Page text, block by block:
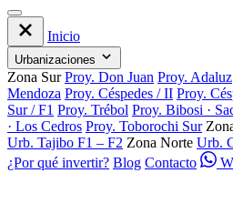
Inicio
Urbanizaciones
Zona Sur Proy. Don Juan Proy. Adaluz
Mendoza Proy. Céspedes / II Proy.
Sur / F1 Proy. Trébol Proy. Bibosi ·
· Los Cedros Proy. Toborochi Sur
Urb. Tajibo F1 – F2 Zona Norte Urb.
¿Por qué invertir? Blog Contacto